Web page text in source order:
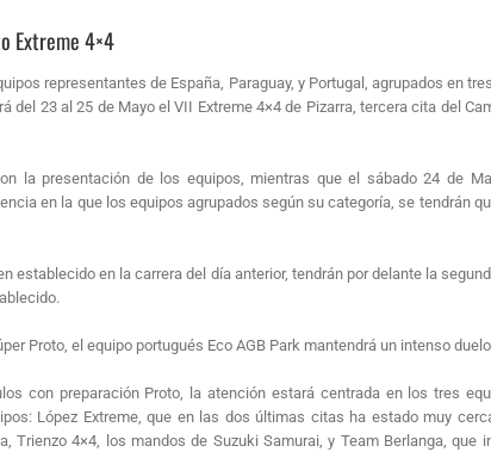
Extreme 4×4
representantes de España, Paraguay, y Portugal, agrupados en
del 23 al 25 de Mayo el VII Extreme 4×4 de Pizarra, tercera cita del
la presentación de los equipos, mientras que el sábado 24 de
en la que los equipos agrupados según su categoría, se tendrán
establecido en la carrera del día anterior, tendrán por delante la
Proto, el equipo portugués Eco AGB Park mantendrá un intenso
con preparación Proto, la atención estará centrada en los tres
López Extreme, que en las dos últimas citas ha estado muy
Trienzo 4×4, los mandos de Suzuki Samurai, y Team Berlanga,